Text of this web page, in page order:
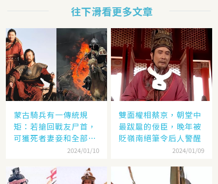
往下滑看更多文章
蒙古騎兵有一傳統規
矩：若搶回戰友尸首，
可獲死者妻妾和全部牲
2024/01/10
雙面權相蔡京，朝堂中
最跋扈的佞臣，晚年被
貶嶺南絕筆令后人警醒
2024/01/09